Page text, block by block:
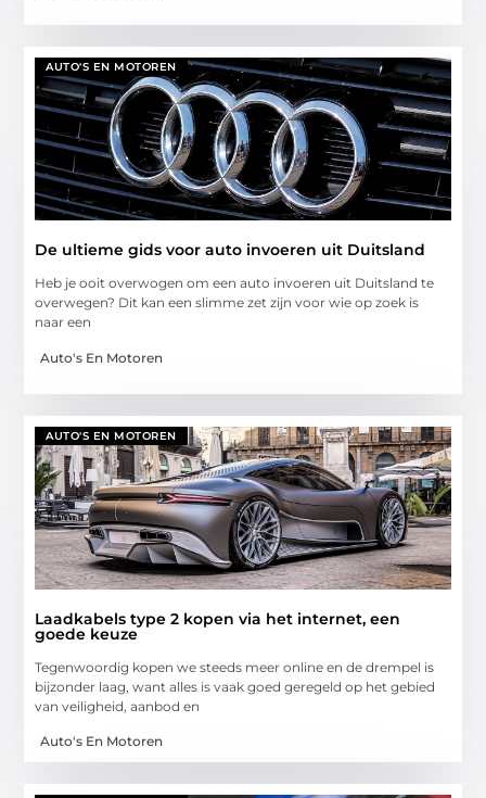
AUTO'S EN MOTOREN
De ultieme gids voor auto invoeren uit Duitsland
Heb je ooit overwogen om een auto invoeren uit Duitsland te
overwegen? Dit kan een slimme zet zijn voor wie op zoek is
naar een
Auto's En Motoren
AUTO'S EN MOTOREN
Laadkabels type 2 kopen via het internet, een
goede keuze
Tegenwoordig kopen we steeds meer online en de drempel is
bijzonder laag, want alles is vaak goed geregeld op het gebied
van veiligheid, aanbod en
Auto's En Motoren